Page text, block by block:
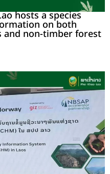
hosts a species
on both
and non-timber forest